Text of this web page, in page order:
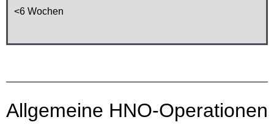
<6 Wochen
Allgemeine HNO-Operationen